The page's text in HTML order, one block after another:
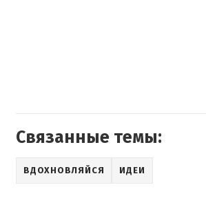
Связанные темы:
ВДОХНОВЛЯЙСЯ ИДЕИ